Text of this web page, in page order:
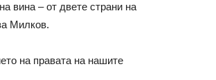
вина – от двете страни на
Милков.
на правата на нашите